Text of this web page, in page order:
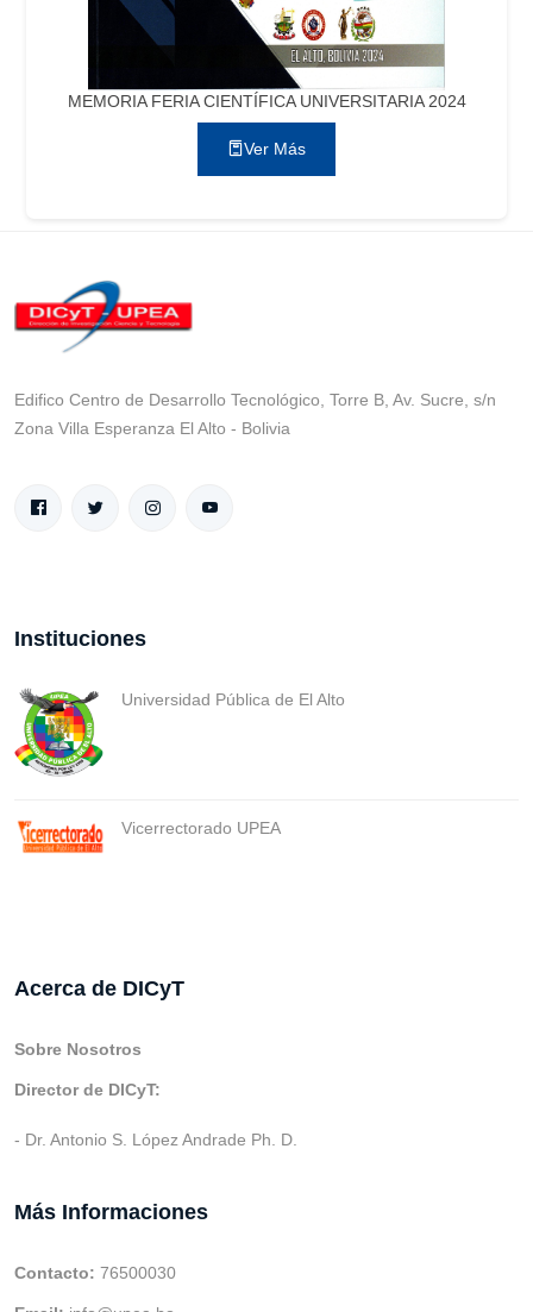
MEMORIA FERIA CIENTÍFICA UNIVERSITARIA 2024
Ver Más
Edifico Centro de Desarrollo Tecnológico, Torre B, Av. Sucre, s/n
Zona Villa Esperanza El Alto - Bolivia
Instituciones
Universidad Pública de El Alto
Vicerrectorado UPEA
Acerca de DICyT
Sobre Nosotros
Director de DICyT:
- Dr. Antonio S. López Andrade Ph. D.
Más Informaciones
Contacto: 76500030